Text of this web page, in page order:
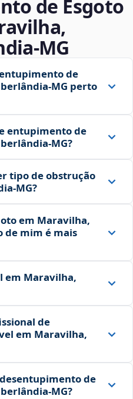
de Esgoto
de
perto
entupimento de
tipo de obstrução
em Maravilha,
de mim é mais
em Maravilha,
de
em Maravilha,
de